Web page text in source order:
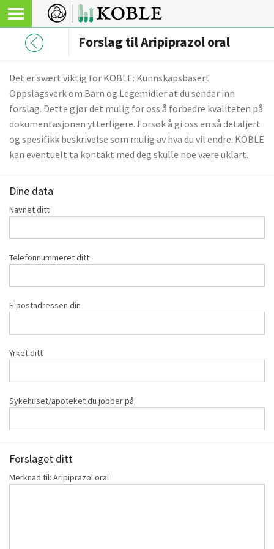
Forslag til Aripiprazol oral
Det er svært viktig for KOBLE: Kunnskapsbasert
Oppslagsverk om Barn og Legemidler at du sender inn
forslag. Dette gjør det mulig for oss å forbedre kvaliteten på
dokumentasjonen ytterligere. Forsøk å gi oss en så detaljert
og spesifikk beskrivelse som mulig av hva du vil endre. KOBLE
kan eventuelt ta kontakt med deg skulle noe være uklart.
Dine data
Navnet ditt
Telefonnummeret ditt
E-postadressen din
Yrket ditt
Sykehuset/apoteket du jobber på
Forslaget ditt
Merknad til: Aripiprazol oral